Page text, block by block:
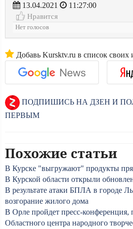
13.04.2021
11:27:00
Нравится
Нет голосов
Добавь Kursktv.ru в список своих
ПОДПИШИСЬ НА ДЗЕН И
ПЕРВЫМ
Похожие статьи
В Курске "выгружают" продукты
В Курской области открыли
В результате атаки БПЛА в городе
возгорание жилого дома
В Орле пройдет пресс-конференция,
Областного центра народного